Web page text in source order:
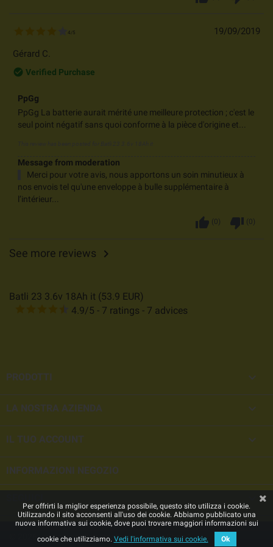
4 5 19/09/2019
Gérard C.
check_circle_outline
Verified Purchase
PpGg
PpGg La batterie aurait mérité une meilleure protection ; c'est le
seul point négatif sans quoi conforme à la pièce d'origine et...
Message from moderation
Merci pour votre avis, nous apportons un soin minutieux à
nos envois tel qu'une enveloppe à bulle supplémentaire à
l’intérieur...
thumb_up (0 ) thumb_down (0 )
See more reviews 
Batli 23 3.6v 18Ah it (53.9 EUR)
4.9/5 - 7 ratings - 7 advices
PRODOTTI 
LA NOSTRA AZIENDA 
IL TUO ACCOUNT 
INFORMAZIONI NEGOZIO
© 2026 - negozio online creato con PrestaShop™
Per offrirti la miglior esperienza possibile, questo sito utilizza i cookie.
Utilizzando il sito acconsenti all'uso dei cookie. Abbiamo pubblicato una
nuova informativa sui cookie, dove puoi trovare maggiori informazioni sui
cookie che utilizziamo. Vedi l'informativa sui cookie. Ok